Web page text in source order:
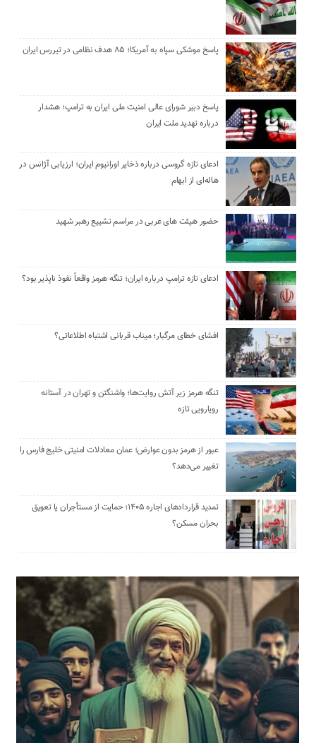
پاسخ موشکی سپاه به آمریکا؛ ۸۵ هدف نظامی در تیررس ایران
پاسخ دبیر شورای عالی امنیت ملی ایران به ترامپ؛ هشدار
درباره تهدید ملت ایران
ادعای تازه گروسی درباره ذخایر اورانیوم ایران؛ ارزیابی آژانس در
هاله‌ای از ابهام
حضور هیئت‌ های عربی در مراسم تشییع رهبر شهید
ادعای تازه ترامپ درباره ایران؛ تنگه هرمز واقعاً نفوذ ناپذیر بود؟
افشای خطای مرگبار؛ میناب قربانی اشتباه اطلاعاتی؟
تنگه هرمز زیر آتش روایت‌ها؛ واشنگتن و تهران در آستانه
رویارویی تازه
عبور از هرمز بدون عوارض؛ عمان معادلات امنیتی خلیج فارس را
تغییر می‌دهد؟
تمدید قراردادهای اجاره ۱۴۰۵؛ حمایت از مستأجران یا تعویق
بحران مسکن؟